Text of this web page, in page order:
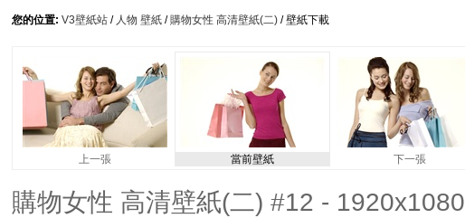
您的位置: V3壁紙站 / 人物 壁紙 /購物女性 高清壁紙(二) / 壁紙下載
上一張 當前壁紙 下一張
購物女性 高清壁紙(二) #12 - 1920x1080